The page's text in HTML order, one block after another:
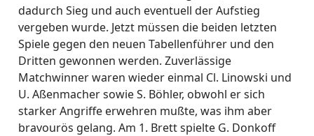
dadurch Sieg und auch eventuell der Aufstieg
vergeben wurde. Jetzt müssen die beiden letzten
Spiele gegen den neuen Tabellenführer und den
Dritten gewonnen werden. Zuverlässige
Matchwinner waren wieder einmal Cl. Linowski und
U. Aßenmacher sowie S. Böhler, obwohl er sich
starker Angriffe erwehren mußte, was ihm aber
bravourös gelang. Am 1. Brett spielte G. Donkoff